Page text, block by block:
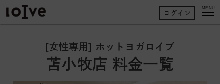
MENU
ログイン
[女性専用] ホットヨガロイブ
苫小牧店 料金一覧